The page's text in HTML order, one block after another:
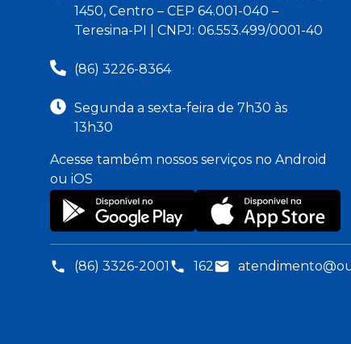
1450, Centro – CEP 64.001-040 –
Teresina-PI | CNPJ: 06.553.499/0001-40
(86) 3226-8364
Segunda a sexta-feira de 7h30 às
13h30
Acesse também nossos serviços no Android
ou iOS
(86) 3326-2001 162